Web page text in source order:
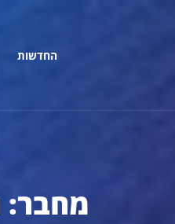
החדשות
מחבר: